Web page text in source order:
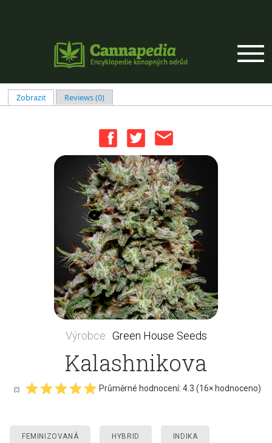
Hlavní záložky
Zobrazit(aktivní záložka)
Reviews (0)
Výrobce: Green House Seeds
Kalashnikova
Průměrné hodnocení: 4.3 (16× hodnoceno)
FEMINIZOVANÁ HYBRID INDIKA